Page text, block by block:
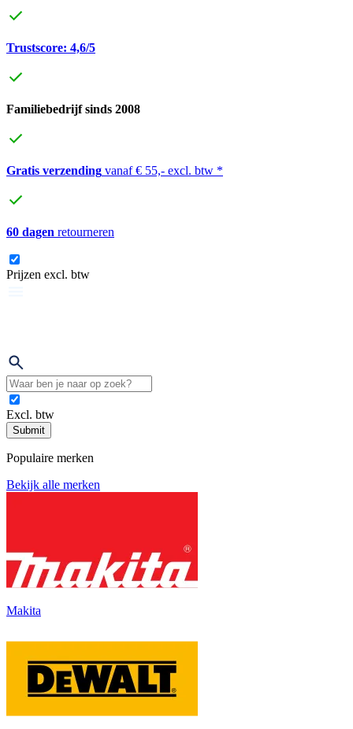
Trustscore: 4,6/5
Familiebedrijf sinds 2008
Gratis verzending vanaf € 55,- excl. btw *
60 dagen retourneren
Prijzen excl. btw
Excl. btw
Submit
Populaire merken
Bekijk alle merken
Makita